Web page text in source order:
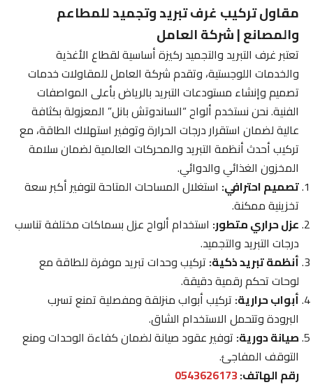
مقاول تركيب غرف تبريد وتجميد للمطاعم
والمصانع | شركة العامل
تعتبر غرف التبريد والتجميد ركيزة أساسية لقطاع الأغذية
والخدمات اللوجستية، وتقدم شركة العامل للمقاولات خدمات
تصميم وإنشاء مستودعات التبريد بالرياض بأعلى المواصفات
الفنية. نحن نستخدم ألواح “الساندوتش بانل” المعزولة بكثافة
عالية لضمان استقرار درجات الحرارة وتوفير استهلاك الطاقة، مع
تركيب أحدث أنظمة التبريد والمحركات العالمية لضمان سلامة
المخزون الغذائي والدوائي.
تصميم احترافي:استغلال المساحات المتاحة لتوفير أكبر سعة
تخزينية ممكنة.
عزل حراري متطور:استخدام ألواح عزل بسماكات مختلفة تناسب
درجات التبريد والتجميد.
أنظمة تبريد ذكية:تركيب وحدات تبريد موفرة للطاقة مع
لوحات تحكم رقمية دقيقة.
أبواب حرارية:تركيب أبواب منزلقة ومفصلية تمنع تسرب
البرودة وتتحمل الاستخدام الشاق.
صيانة دورية:توفير عقود صيانة لضمان كفاءة الوحدات ومنع
التوقف المفاجئ.
رقم الهاتف:0543626173